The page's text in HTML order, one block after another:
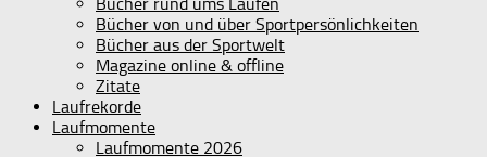
Bücher von und über Sportpersönlichkeiten
Bücher aus der Sportwelt
Magazine online & offline
Zitate
Laufrekorde
Laufmomente
Laufmomente 2026